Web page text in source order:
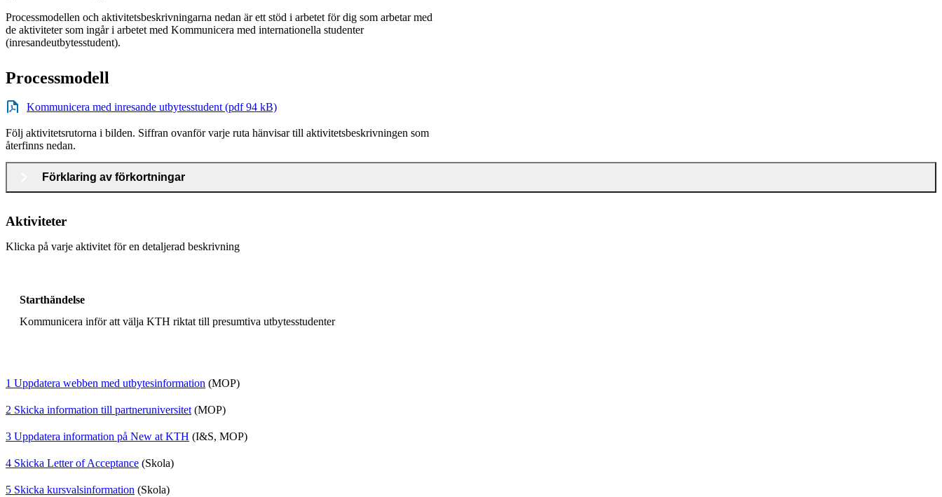
Processmodellen och aktivitetsbeskrivningarna nedan är ett stöd i arbetet för dig som arbetar med
de aktiviteter som ingår i arbetet med Kommunicera med internationella studenter
(inresandeutbytesstudent).
Processmodell
Kommunicera med inresande utbytesstudent (pdf 94 kB)
Följ aktivitetsrutorna i bilden. Siffran ovanför varje ruta hänvisar till aktivitetsbeskrivningen som
återfinns nedan.
Förklaring av förkortningar
Aktiviteter
Klicka på varje aktivitet för en detaljerad beskrivning
Starthändelse
Kommunicera inför att välja KTH riktat till presumtiva utbytesstudenter
1 Uppdatera webben med utbytesinformation (MOP)
2 Skicka information till partneruniversitet (MOP)
3 Uppdatera information på New at KTH (I&S, MOP)
4 Skicka Letter of Acceptance (Skola)
5 Skicka kursvalsinformation (Skola)